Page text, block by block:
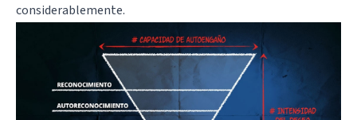
considerablemente.